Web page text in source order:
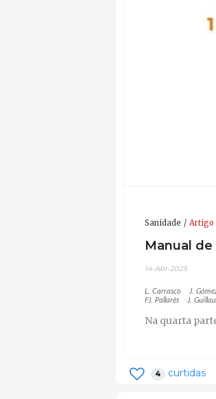
Sanidade Artigo
Manual
14-Abr-2025
L. Carrasco J.
FJ. Pallarés
J.
Na quarta
4 curtidas